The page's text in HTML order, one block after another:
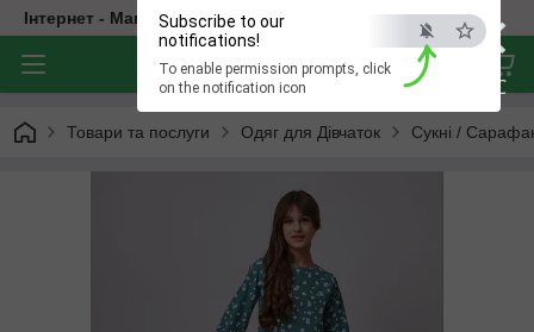
×
ESC
Subscribe to our
notifications!
To enable permission prompts, click
on the notification icon
Інтернет - Магазин Дитячого Одягу
Товари та послуги Одяг для Дівчаток Сукні /